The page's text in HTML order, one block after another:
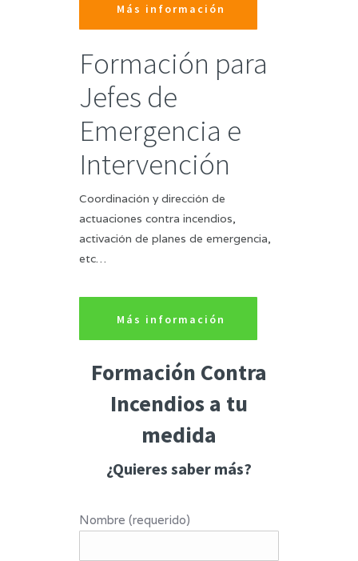
Más información
Formación para
Jefes de
Emergencia e
Intervención
Coordinación y dirección de
actuaciones contra incendios,
activación de planes de emergencia,
etc…
Más información
Formación Contra
Incendios a tu
medida
¿Quieres saber más?
Nombre (requerido)